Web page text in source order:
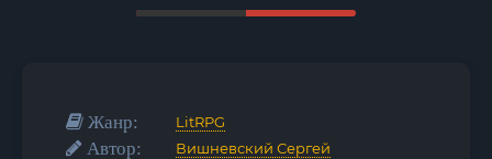
Жанр: LitRPG
Автор: Вишневский Сергей